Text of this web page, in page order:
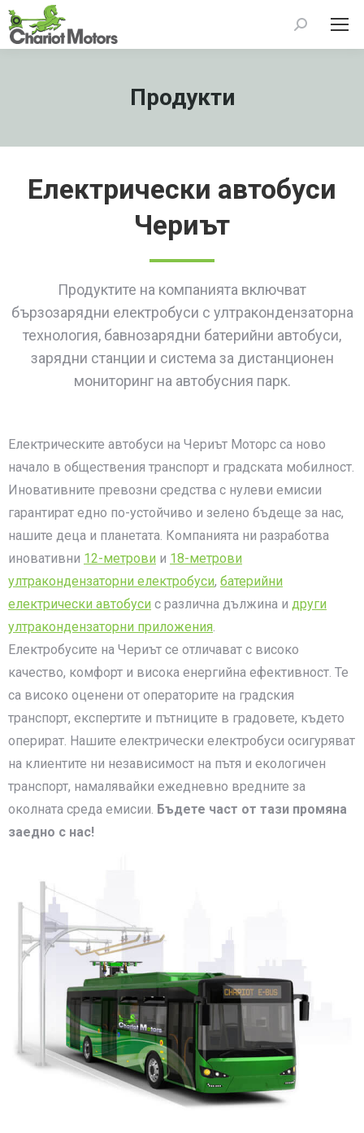
Search:
Продукти
Електрически автобуси
Чериът
Продуктите на компанията включват
бързозарядни електробуси с ултракондензаторна
технология, бавнозарядни батерийни автобуси,
зарядни станции и система за дистанционен
мониторинг на автобусния парк.
Електрическите автобуси на Чериът Моторс са ново
начало в обществения транспорт и градската мобилност.
Иновативните превозни средства с нулеви емисии
гарантират едно по-устойчиво и зелено бъдеще за нас,
нашите деца и планетата. Компанията ни разработва
иновативни 12-метрови и 18-метрови
ултракондензаторни електробуси, батерийни
електрически автобуси с различна дължина и други
ултракондензаторни приложения.
Електробусите на Чериът се отличават с високо
качество, комфорт и висока енергийна ефективност. Те
са високо оценени от операторите на градския
транспорт, експертите и пътниците в градовете, където
оперират. Нашите електрически електробуси осигуряват
на клиентите ни независимост на пътя и екологичен
транспорт, намалявайки ежедневно вредните за
околната среда емисии. Бъдете част от тази промяна
заедно с нас!